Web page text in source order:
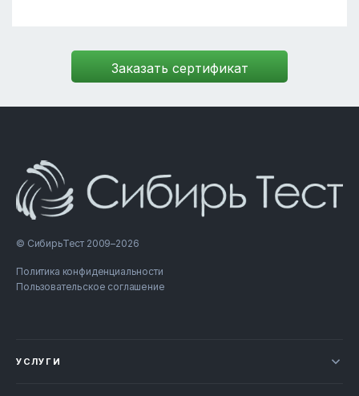
© СибирьТест 2009–2026
Политика конфиденциальности
Пользовательское соглашение
УСЛУГИ